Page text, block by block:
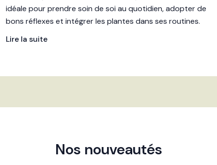
idéale pour prendre soin de soi au quotidien, adopter de
bons réflexes et intégrer les plantes dans ses routines.
Lire la suite
Nos nouveautés